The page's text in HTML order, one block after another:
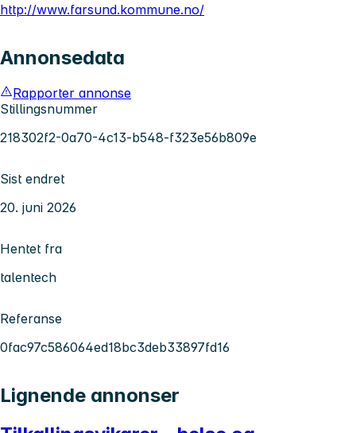
http://www.farsund.kommune.no/
Annonsedata
Rapporter annonse
Stillingsnummer
218302f2-0a70-4c13-b548-f323e56b809e
Sist endret
20. juni 2026
Hentet fra
talentech
Referanse
0fac97c586064ed18bc3deb33897fd16
Lignende annonser